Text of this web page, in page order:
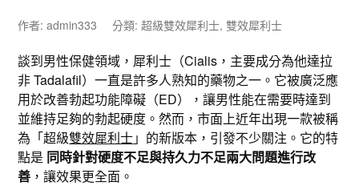
作者:admin333 分類: 超級雙效犀利士,雙效犀利士
談到男性保健領域，犀利士（Cialis，主要成分為他達拉
非 Tadalafil）一直是許多人熟知的藥物之一。它被廣泛應
用於改善勃起功能障礙（ED），讓男性能在需要時達到
並維持足夠的勃起硬度。然而，市面上近年出現一款被稱
為「超級雙效犀利士」的新版本，引發不少關注。它的特
點是 同時針對硬度不足與持久力不足兩大問題進行改
善 ，讓效果更全面。